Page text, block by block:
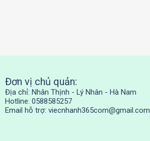
Đơn vị chủ quản:
Địa chỉ: Nhân Thịnh - Lý Nhân - Hà Nam
Hotline: 0588585257
Email hỗ trợ: viecnhanh365com@gmail.com